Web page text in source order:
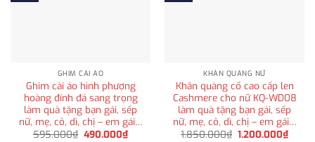
GHIM CÀI ÁO
Ghim cài áo hình phượng
hoàng đính đá sang trọng
làm quà tặng bạn gái, sếp
nữ, mẹ, cô, dì, chị – em gái…
595.000₫ Giá
490.000₫Giá
KHĂN QUÀNG NỮ
Khăn quàng cổ cao cấp len
Cashmere cho nữ KQ-WD08
làm quà tặng bạn gái, sếp
nữ, mẹ, cô, dì, chị – em gái…
1.850.000₫ Giá
1.200.000₫Giá